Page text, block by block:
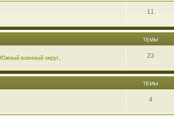
11
ТЕМЫ
Южный военный округ 23
ТЕМЫ
4